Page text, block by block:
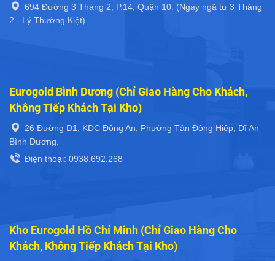
694 Đường 3 Tháng 2, P.14, Quận 10. (Ngay ngã tư 3 Tháng
2 - Lý Thường Kiệt)
Eurogold Bình Dương (Chỉ Giao Hàng Cho Khách,
Không Tiếp Khách Tại Kho)
26 Đường D1, KDC Đông An, Phường Tân Đông Hiệp, Dĩ An
Bình Dương.
Điện thoại: 0938.692.268
Kho Eurogold Hồ Chí Minh (Chỉ Giao Hàng Cho
Khách, Không Tiếp Khách Tại Kho)